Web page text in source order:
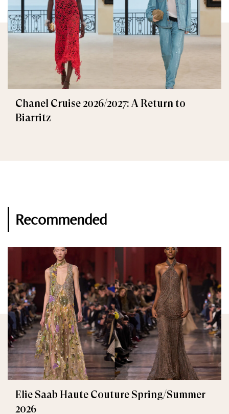
Chanel Cruise 2026/2027: A Return to
Biarritz
Recommended
Elie Saab Haute Couture Spring/Summer
2026